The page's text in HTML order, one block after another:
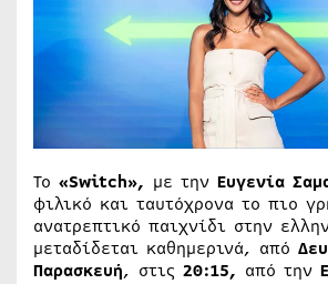
Το «Switch», με την Ευγενία
φιλικό και ταυτόχρονα το πιο
ανατρεπτικό παιχνίδι στην
μεταδίδεται καθημερινά, από
Παρασκευή, στις 20:15, από την